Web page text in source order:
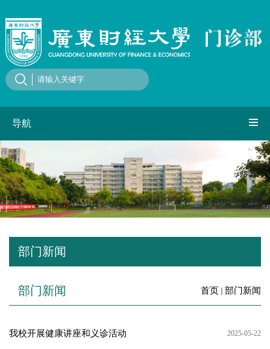
导航
部门新闻
部门新闻 首页 部门新闻
我校开展健康讲座和义诊活动 2025-05-22